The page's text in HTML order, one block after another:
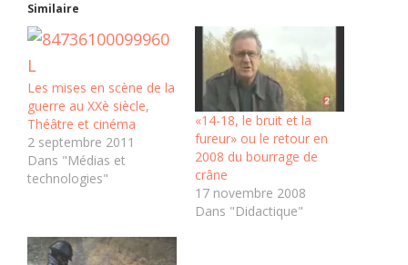
Similaire
Les mises en scène de la
guerre au XXè siècle,
Théâtre et cinéma
2 septembre 2011
Dans "Médias et
technologies"
«14-18, le bruit et la
fureur» ou le retour en
2008 du bourrage de
crâne
17 novembre 2008
Dans "Didactique"